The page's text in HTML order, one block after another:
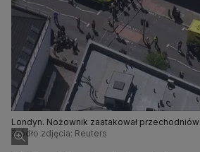
Londyn. Nożownik zaatakował przechodniów
Źródło zdjęcia: Reuters